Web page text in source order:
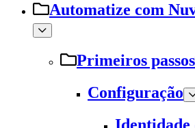
Automatize com
Primeiros passos
Configuração
Identidade